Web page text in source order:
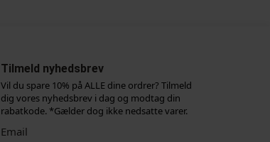
Tilmeld nyhedsbrev
Vil du spare 10% på ALLE dine ordrer? Tilmeld
dig vores nyhedsbrev i dag og modtag din
rabatkode. *Gælder dog ikke nedsatte varer.